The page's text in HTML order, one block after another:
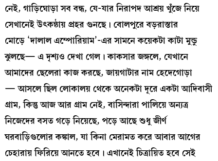
নেই, গাড়িঘোড়া সব বন্ধ, যে-যার নিরাপদ আশ্রয় খুঁজে নিয়ে
সেখানেই উৎকন্ঠায় প্রহর গুনছে। বোলপুরে বড়রাস্তার
মোড়ে ‘দালাল এম্পোরিয়াম’-এর সামনে কয়েকটা কাটা মুন্ডু
ঝুলছে— এ দৃশ্যও দেখা গেল। কাকসার জঙ্গলে, যেখানে
আমাদের ছেলেরা কাজ করছে, জায়গাটার নাম হেদেগোড়া
— আসলে ছিল লোকালয় থেকে অনেকটা দূরে একটা আদিবাসী
গ্রাম, কিন্তু আজ আর গ্রাম নেই, বাসিন্দারা পালিয়ে অন্যত্র
নিজেদের বসত গড়ে নিয়েছে, পড়ে আছে শুধু জীর্ণ
ঘরবাড়িগুলোর কঙ্কাল, যা কিনা মেরামত করে আবার আগের
চেহারায় ফিরিয়ে আনতে হবে। এখানেই চিত্রায়িত হবে সেই